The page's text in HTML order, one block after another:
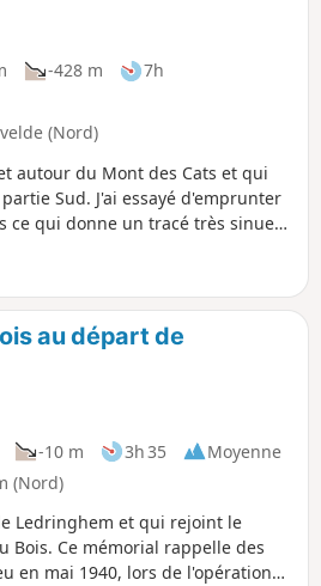
-428 m
7h
(Nord)
autour du Mont des Cats et qui
Sud. J'ai essayé d'emprunter
ce qui donne un tracé très sinueux
pas toujours très bonne.
au départ de
-10 m 3h 35
Moyenne
(Nord)
Ledringhem et qui rejoint le
Bois. Ce mémorial rappelle des
en mai 1940, lors de l'opération